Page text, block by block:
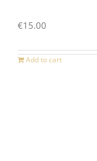
€15.00
Add to cart